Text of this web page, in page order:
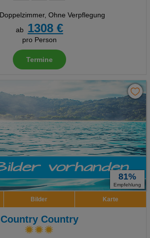
Doppelzimmer, Ohne Verpflegung
ab
1308 €
pro Person
Termine
81%
Empfehlung
Bilder Karte
Country Country